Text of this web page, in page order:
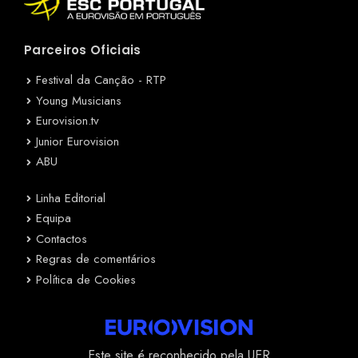
Parceiros Oficiais
Festival da Canção - RTP
Young Musicians
Eurovision.tv
Junior Eurovision
ABU
Linha Editorial
Equipa
Contactos
Regras de comentários
Política de Cookies